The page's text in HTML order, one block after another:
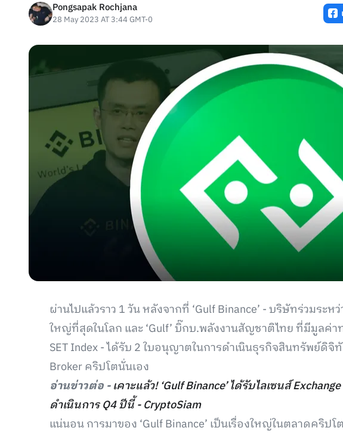
Pongsapak Rochjana
28 May 2023 AT 3:44 GMT-0
ผ่านไปแล้วราว 1 วัน หลังจากที่ ‘Gulf Binance’ - บริษัทร่วมระหว่
ใหญ่ที่สุดในโลก และ ‘Gulf’ บิ๊กบ.พลังงานสัญชาติไทย ที่มีมูลค่
SET Index - ได้รับ 2 ใบอนุญาตในการดำเนินธุรกิจสินทรัพย์ดิจิ
Broker คริปโตนั่นเอง
อ่านข่าวต่อ -เคาะแล้ว! ‘Gulf Binance’ ได้รับไลเซนส์
ดำเนินการ Q4 ปีนี้ - CryptoSiam
แน่นอน การมาของ ‘Gulf Binance’ เป็นเรื่องใหญ่ในตลาดคริป